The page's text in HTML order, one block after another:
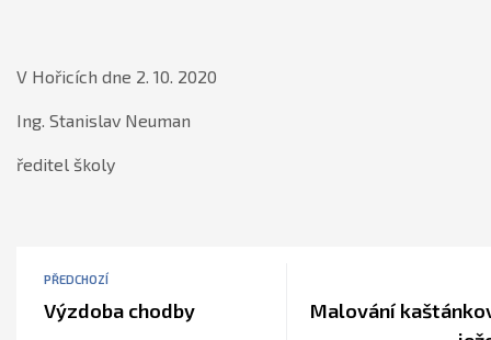
V Hořicích dne 2. 10. 2020
Ing. Stanislav Neuman
ředitel školy
PŘEDCHOZÍ
Výzdoba chodby
Malování